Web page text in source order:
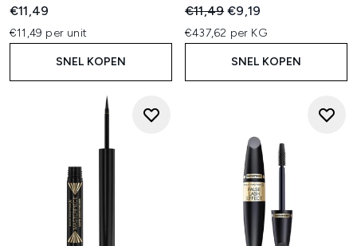
€11,49
€11,49 per unit
SNEL KOPEN
Recommended Retail Price:
€11,49Huidige prijs:
€9,19
€437,62 per KG
SNEL KOPEN